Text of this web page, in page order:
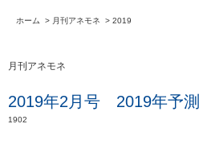
ホーム > 月刊アネモネ > 2019
月刊アネモネ
2019年2月号 2019年予
1902